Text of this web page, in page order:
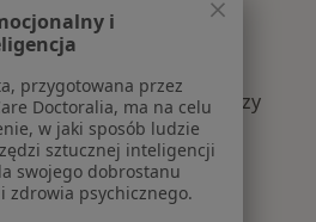
w Bydgoszczy
w Bydgoszczy
Asekuracja w Bydgoszczy
Najpopularniejsze
i
przygotowana przez
Doctoralia, ma na celu
w jaki sposób ludzie
sztucznej inteligencji
swojego dobrostanu
zdrowia psychicznego.